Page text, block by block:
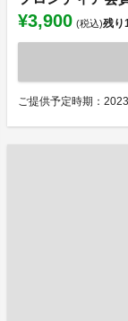
¥3,900 (税込)残り
ご提供予定時期：